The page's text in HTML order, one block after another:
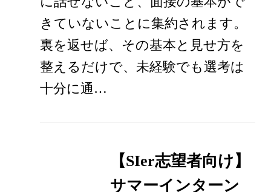
きていないことに集約されます。
裏を返せば、その基本と見せ方を
整えるだけで、未経験でも選考は
十分に通…
【SIer志望者向け】
サマーインターン